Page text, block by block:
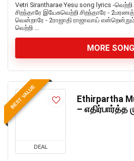
Vetri Sirantharae Yesu song lyrics -வெற்றி
சிறந்தாரே இயேசுவெற்றி சிறந்தாரே -
வென்றாரே - 2ராஜாதி ராஜாவாய்
வெற்றி ...
MORE
BEST VALUE
DEAL
Ethirpartha
– எதிர்பார்த்த